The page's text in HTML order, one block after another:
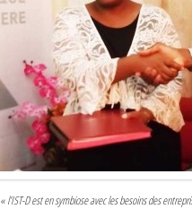
« l’IST-D est en symbiose avec les besoins des